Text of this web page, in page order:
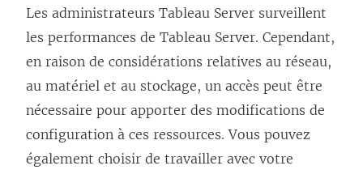
s
’
o
u
v
r
e
Les administrateurs Tableau Server surveillent
les performances de Tableau Server. Cependant,
en raison de considérations relatives au réseau,
au matériel et au stockage, un accès peut être
nécessaire pour apporter des modifications de
configuration à ces ressources. Vous pouvez
également choisir de travailler avec votre